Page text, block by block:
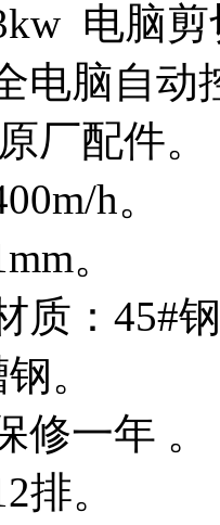
电脑
电脑自
厂配件。
h。
。
质：45#
。
修一年 。
排。